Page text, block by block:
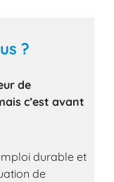
?
de
c’est avant
durable et
de